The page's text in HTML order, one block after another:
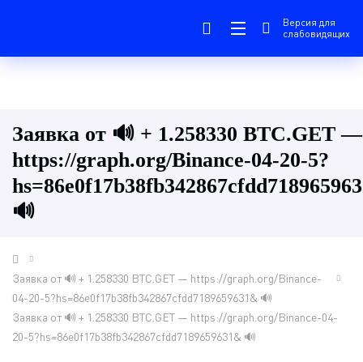
Версия для
слабовидящих
Заявка от 🔊 + 1.258330 BTC.GET —
https://graph.org/Binance-04-20-5?
🔊
Заявка от 🔊 + 1.258330 BTC.GET — https://graph.org/Binance-
04-20-5?hs=86e0f17b38fb342867cfdd7189659631& 🔊
Заявка от 🔊 + 1.258330 BTC.GET — https://graph.org/Binance-04-
20-5?hs=86e0f17b38fb342867cfdd7189659631& 🔊